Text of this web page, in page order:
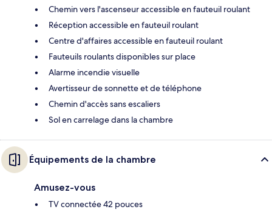
Chemin vers l'ascenseur accessible en fauteuil roulant
Réception accessible en fauteuil roulant
Centre d'affaires accessible en fauteuil roulant
Fauteuils roulants disponibles sur place
Alarme incendie visuelle
Avertisseur de sonnette et de téléphone
Chemin d'accès sans escaliers
Sol en carrelage dans la chambre
Équipements de la chambre
Amusez-vous
TV connectée 42 pouces